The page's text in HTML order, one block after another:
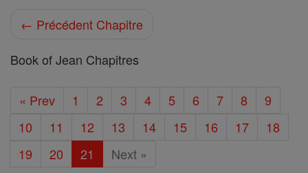
← Précédent Chapitre
Book of Jean Chapitres
« Prev 1 2 3 4 5 6 7 8
9
10
11 12 13 14 15 16 17
18
19
20 21 Next »